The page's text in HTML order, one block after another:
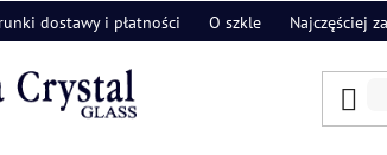
dostawy i płatności O szkle Najczęściej